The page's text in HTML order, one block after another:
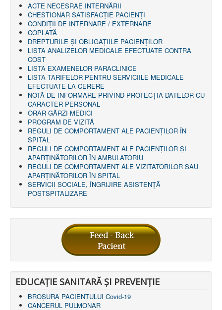
ACTE NECESRAE INTERNĂRII
CHESTIONAR SATISFACŢIE PACIENŢI
CONDIȚII DE INTERNARE / EXTERNARE
COPLATĂ
DREPTURILE ŞI OBLIGAŢIILE PACIENȚILOR
LISTA ANALIZELOR MEDICALE EFECTUATE CONTRA
COST
LISTA EXAMENELOR PARACLINICE
LISTA TARIFELOR PENTRU SERVICIILE MEDICALE
EFECTUATE LA CERERE
NOTĂ DE INFORMARE PRIVIND PROTECŢIA DATELOR CU
CARACTER PERSONAL
ORAR GĂRZI MEDICI
PROGRAM DE VIZITĂ
REGULI DE COMPORTAMENT ALE PACIENȚILOR ÎN
SPITAL
REGULI DE COMPORTAMENT ALE PACIENȚILOR ȘI
APARȚINĂTORILOR ÎN AMBULATORIU
REGULI DE COMPORTAMENT ALE VIZITATORILOR SAU
APARȚINĂTORILOR ÎN SPITAL
SERVICII SOCIALE, ÎNGRIJIRE ASISTENŢĂ
POSTSPITALIZARE
EDUCAȚIE SANITARĂ ȘI PREVENȚIE
BROȘURA PACIENTULUI Covid-19
CANCERUL PULMONAR